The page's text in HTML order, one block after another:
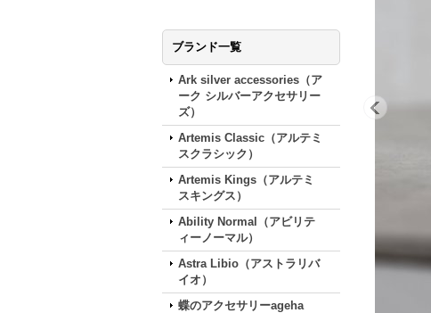
ブランド一覧
Ark silver accessories（ア
ーク シルバーアクセサリー
ズ）
Artemis Classic（アルテミ
スクラシック）
Artemis Kings（アルテミ
スキングス）
Ability Normal（アビリテ
ィーノーマル）
Astra Libio（アストラリバ
イオ）
蝶のアクセサリーageha